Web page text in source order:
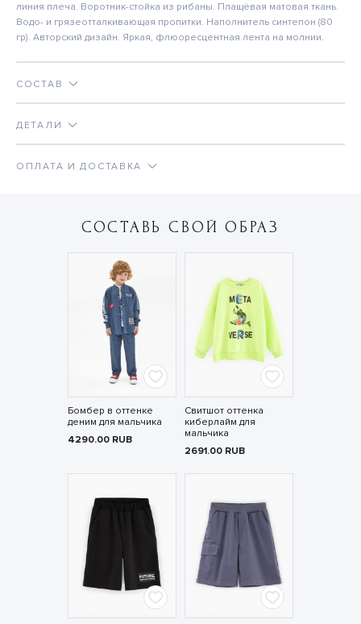
линия плеча. Воротник-стойка из рибаны. Плащёвая матовая ткань.
Водо- и грязеотталкивающая пропитки. Наполнитель синтепон (80
гр). Авторский дизайн. Яркая, флюоресцентная лента на молнии.
СОСТАВ
ДЕТАЛИ
ОПЛАТА И ДОСТАВКА
СОСТАВЬ СВОЙ ОБРАЗ
Бомбер в оттенке
деним для мальчика
4290.00 RUB
Свитшот оттенка
киберлайм для
мальчика
2691.00 RUB